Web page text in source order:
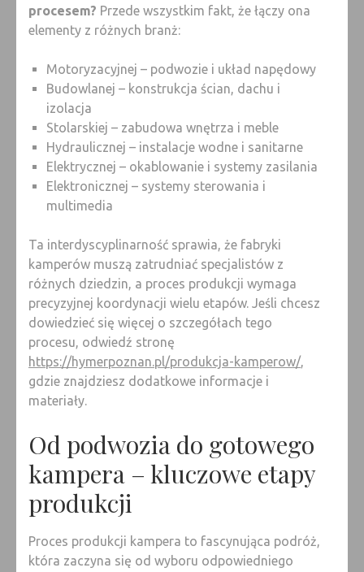
procesem? Przede wszystkim fakt, że łączy ona
elementy z różnych branż:
Motoryzacyjnej – podwozie i układ napędowy
Budowlanej – konstrukcja ścian, dachu i
izolacja
Stolarskiej – zabudowa wnętrza i meble
Hydraulicznej – instalacje wodne i sanitarne
Elektrycznej – okablowanie i systemy zasilania
Elektronicznej – systemy sterowania i
multimedia
Ta interdyscyplinarność sprawia, że fabryki
kamperów muszą zatrudniać specjalistów z
różnych dziedzin, a proces produkcji wymaga
precyzyjnej koordynacji wielu etapów. Jeśli chcesz
dowiedzieć się więcej o szczegółach tego
procesu, odwiedź stronę
https://hymerpoznan.pl/produkcja-kamperow/,
gdzie znajdziesz dodatkowe informacje i
materiały.
Od podwozia do gotowego
kampera – kluczowe etapy
produkcji
Proces produkcji kampera to fascynująca podróż,
która zaczyna się od wyboru odpowiedniego